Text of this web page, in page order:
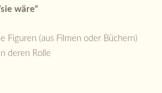
wäre“
Figuren (aus Filmen oder Büchern)
deren Rolle